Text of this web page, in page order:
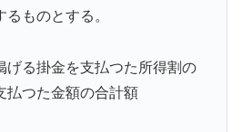
ものとする。
る掛金を支払つた所得割の
つた金額の合計額